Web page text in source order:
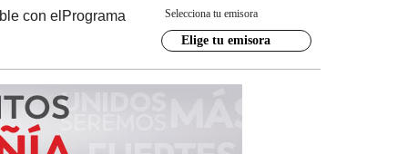
con el Programa Selecciona tu emisora
Elige tu emisora